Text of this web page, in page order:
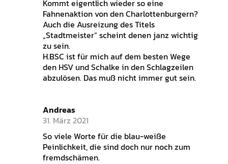
Kommt eigentlich wieder so eine
Fahnenaktion von den Charlottenburgern?
Auch die Ausreizung des Titels
„Stadtmeister“ scheint denen janz wichtig
zu sein.
H.BSC ist für mich auf dem besten Wege
den HSV und Schalke in den Schlagzeilen
abzulösen. Das muß nicht immer gut sein.
Andreas
31. März 2021
So viele Worte für die blau-weiße
Peinlichkeit, die sind doch nur noch zum
fremdschämen.